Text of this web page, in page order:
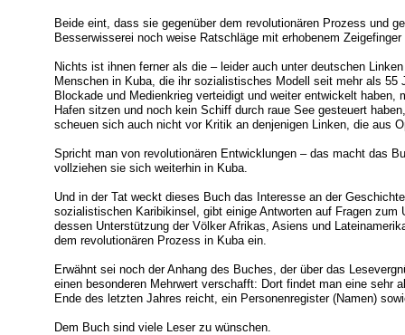
Beide eint, dass sie gegenüber dem revolutionären Prozess und
Besserwisserei noch weise Ratschläge mit erhobenem Zeigefinger
Nichts ist ihnen ferner als die – leider auch unter deutschen
Menschen in Kuba, die ihr sozialistisches Modell seit mehr als 55
Blockade und Medienkrieg verteidigt und weiter entwickelt haben,
Hafen sitzen und noch kein Schiff durch raue See gesteuert
scheuen sich auch nicht vor Kritik an denjenigen Linken, die aus
Spricht man von revolutionären Entwicklungen – das macht das
vollziehen sie sich weiterhin in Kuba.
Und in der Tat weckt dieses Buch das Interesse an der
sozialistischen Karibikinsel, gibt einige Antworten auf Fragen
dessen Unterstützung der Völker Afrikas, Asiens und
dem revolutionären Prozess in Kuba ein.
Erwähnt sei noch der Anhang des Buches, der über das
einen besonderen Mehrwert verschafft: Dort findet man eine sehr
Ende des letzten Jahres reicht, ein Personenregister (Namen)
Dem Buch sind viele Leser zu wünschen.